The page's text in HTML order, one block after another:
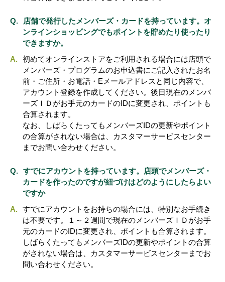
店舗で発行したメンバーズ・カードを持っています。オ
ンラインショッピングでもポイントを貯めたり使ったり
できますか。
初めてオンラインストアをご利用される場合には店頭で
メンバーズ・プログラムのお申込書にご記入されたお名
前・ご住所・お電話・Eメールアドレスと同じ内容で、
アカウント登録を作成してください。後日現在のメンバ
ーズＩＤがお手元のカードのIDに変更され、ポイントも
合算されます。
なお、しばらくたってもメンバーズIDの更新やポイント
の合算がされない場合は、カスタマーサービスセンター
までお問い合わせください。
すでにアカウントを持っています。店頭でメンバーズ・
カードを作ったのですが紐づけはどのようにしたらよい
ですか
すでにアカウントをお持ちの場合には、特別なお手続き
は不要です。１～２週間で現在のメンバーズＩＤがお手
元のカードのIDに変更され、ポイントも合算されます。
しばらくたってもメンバーズIDの更新やポイントの合算
がされない場合は、カスタマーサービスセンターまでお
問い合わせください。